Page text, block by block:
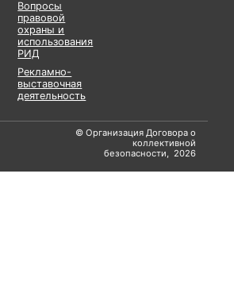
Вопросы
правовой
охраны и
использования
РИД
Рекламно-
выставочная
деятельность
© Организация Договора о
коллективной
безопасности, 2026